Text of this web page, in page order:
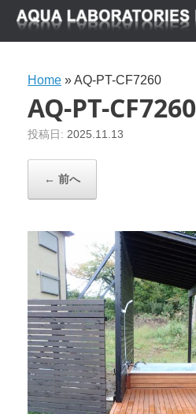
Home »AQ-PT-CF7260
AQ-PT-CF7260
投稿日: 2025.11.13
← 前へ